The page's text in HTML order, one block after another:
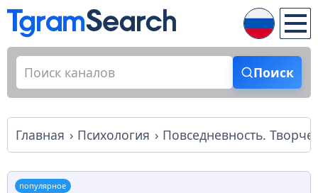
Поиск
Главная Психология Повседневность.
популярное